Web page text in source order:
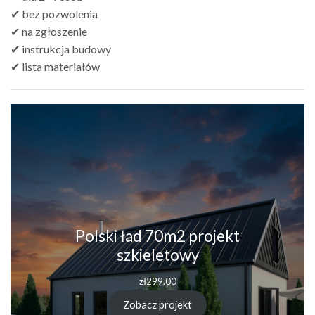
✔ bez pozwolenia
✔ na zgłoszenie
✔ instrukcja budowy
✔ lista materiałów
Polski ład 70m2 projekt
szkieletowy
zł299.00
Zobacz projekt